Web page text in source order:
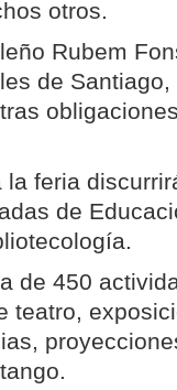
otros.
Rubem
de
la feria
de
de 450
teatro,